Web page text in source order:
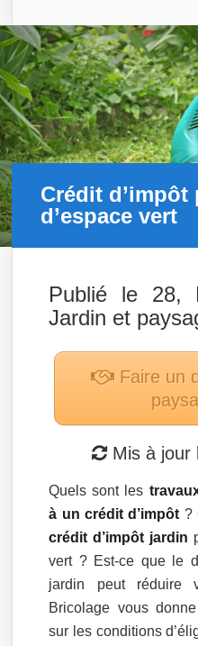
Crédit d’impôt
d’espace vert
Publié le 28,
Jardin et
Faire un
Mis à jour
Quels sont les
à un crédit d’impôt ?
crédit d’impôt jardin
vert ? Est-ce que le
jardin peut réduire
Bricolage vous
sur les conditions